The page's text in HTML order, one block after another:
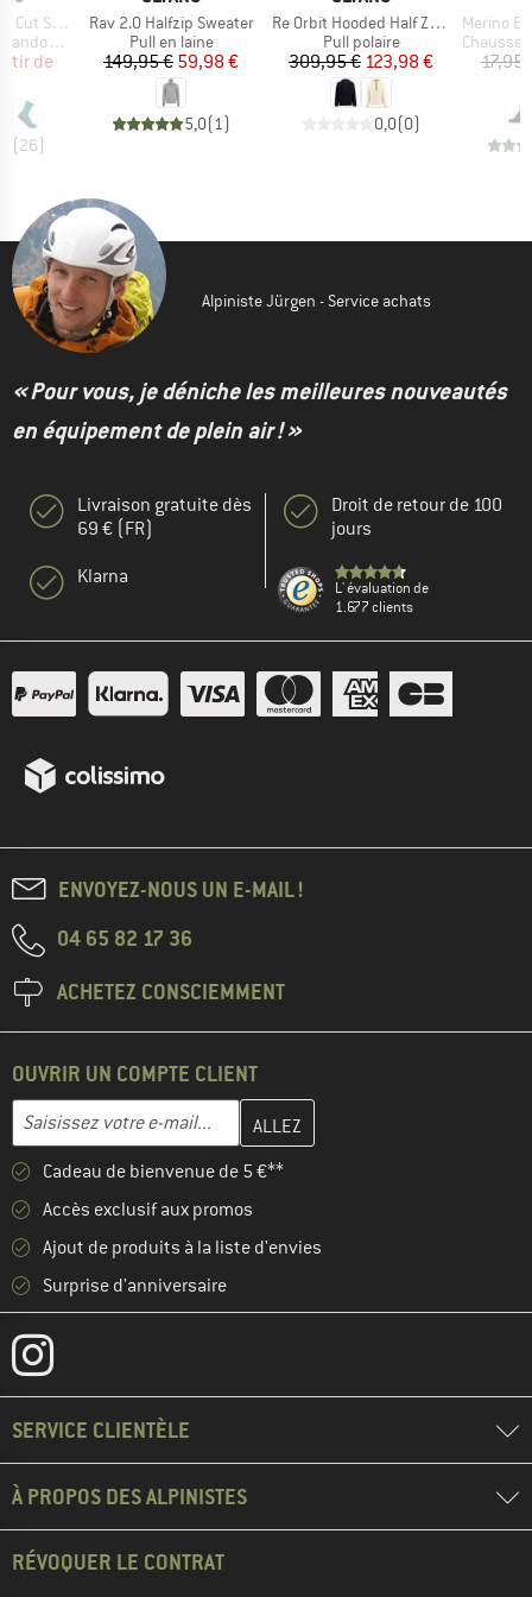
II 2-Pack
réduit
de
(26)
Article
Rav 2.0 Halfzip Sweater
Product group
Pull en laine
Prix
149,95 €Prix réduit
59,98 €
5,0(1)
Article
Re Orbit Hooded Half Zip Wool Pile
Product group
Pull polaire
Prix
309,95 €Prix réduit
123,98 €
0,0(0)
Article
Merino
Product
17,95
Alpiniste Jürgen - Service achats
« Pour vous, je déniche les meilleures nouveautés
en équipement de plein air ! »
Livraison gratuite dès
69 € (FR)
Klarna
Droit de retour de 100
jours
L' évaluation de
1.677 clients
ENVOYEZ-NOUS UN E-MAIL !
04 65 82 17 36
ACHETEZ CONSCIEMMENT
OUVRIR UN COMPTE CLIENT
Adresse e-mail
Entrez votre adresse e-mail ici et créez votre compte client à la
Cadeau de bienvenue de 5 €**
Accès exclusif aux promos
Ajout de produits à la liste d'envies
Surprise d'anniversaire
SERVICE CLIENTÈLE
À PROPOS DES ALPINISTES
RÉVOQUER LE CONTRAT